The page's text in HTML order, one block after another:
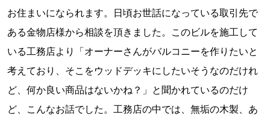
お住まいになられます。日頃お世話になっている取引先で
ある金物店様から相談を頂きました。このビルを施工して
いる工務店より「オーナーさんがバルコニーを作りたいと
考えており、そこをウッドデッキにしたいそうなのだけれ
ど、何か良い商品はないかね？」と聞かれているのだけ
ど、こんなお話でした。工務店の中では、無垢の木製、あ